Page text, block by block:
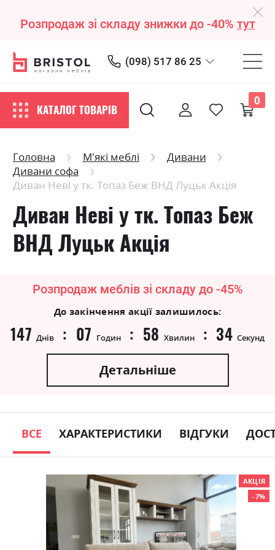
Розпродаж зі складу знижки до -40% тут
(098) 517 86 25
КАТАЛОГ ТОВАРІВ
0
Головна М'які меблі
Дивани
Дивани софа
Диван Неві у тк. Топаз Беж ВНД Луцьк Акція
Диван Неві у тк. Топаз Беж
ВНД Луцьк Акція
Розпродаж меблів зі складу до -45%
До закінчення акції залишилось:
147 Днів 07 Годин 58 Хвилин 34 Секунд
Детальніше
ВСЕ ХАРАКТЕРИСТИКИ ВІДГУКИ
АКЦІЯ
-7%